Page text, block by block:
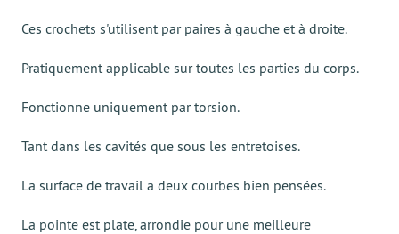
Ces crochets s'utilisent par paires à gauche et à droite.
Pratiquement applicable sur toutes les parties du corps.
Fonctionne uniquement par torsion.
Tant dans les cavités que sous les entretoises.
La surface de travail a deux courbes bien pensées.
La pointe est plate, arrondie pour une meilleure